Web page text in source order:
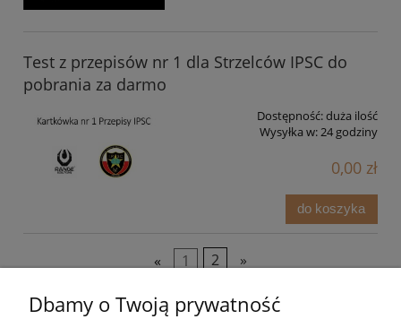
Test z przepisów nr 1 dla Strzelców IPSC do
pobrania za darmo
Dostępność:duża ilość
Wysyłka w:24 godziny
0,00 zł
do koszyka
« 1 2 »
Dbamy o Twoją prywatność